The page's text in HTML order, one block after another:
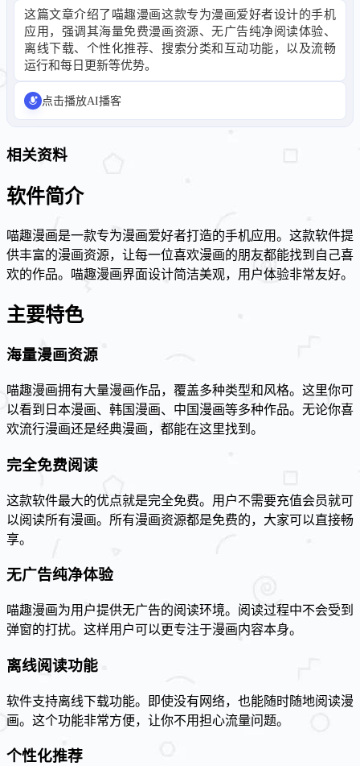
这篇文章介绍了喵趣漫画这款专为漫画爱好者设计的手机
应用，强调其海量免费漫画资源、无广告纯净阅读体验、
离线下载、个性化推荐、搜索分类和互动功能，以及流畅
运行和每日更新等优势。
点击播放AI播客
相关资料
软件简介
喵趣漫画是一款专为漫画爱好者打造的手机应用。这款软件提
供丰富的漫画资源，让每一位喜欢漫画的朋友都能找到自己喜
欢的作品。喵趣漫画界面设计简洁美观，用户体验非常友好。
主要特色
海量漫画资源
喵趣漫画拥有大量漫画作品，覆盖多种类型和风格。这里你可
以看到日本漫画、韩国漫画、中国漫画等多种作品。无论你喜
欢流行漫画还是经典漫画，都能在这里找到。
完全免费阅读
这款软件最大的优点就是完全免费。用户不需要充值会员就可
以阅读所有漫画。所有漫画资源都是免费的，大家可以直接畅
享。
无广告纯净体验
喵趣漫画为用户提供无广告的阅读环境。阅读过程中不会受到
弹窗的打扰。这样用户可以更专注于漫画内容本身。
离线阅读功能
软件支持离线下载功能。即使没有网络，也能随时随地阅读漫
画。这个功能非常方便，让你不用担心流量问题。
个性化推荐